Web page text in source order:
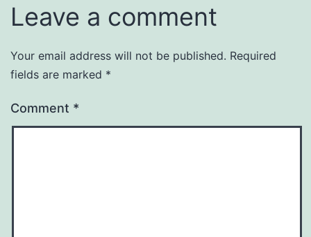
Leave a comment
Your email address will not be published. Required
fields are marked *
Comment *